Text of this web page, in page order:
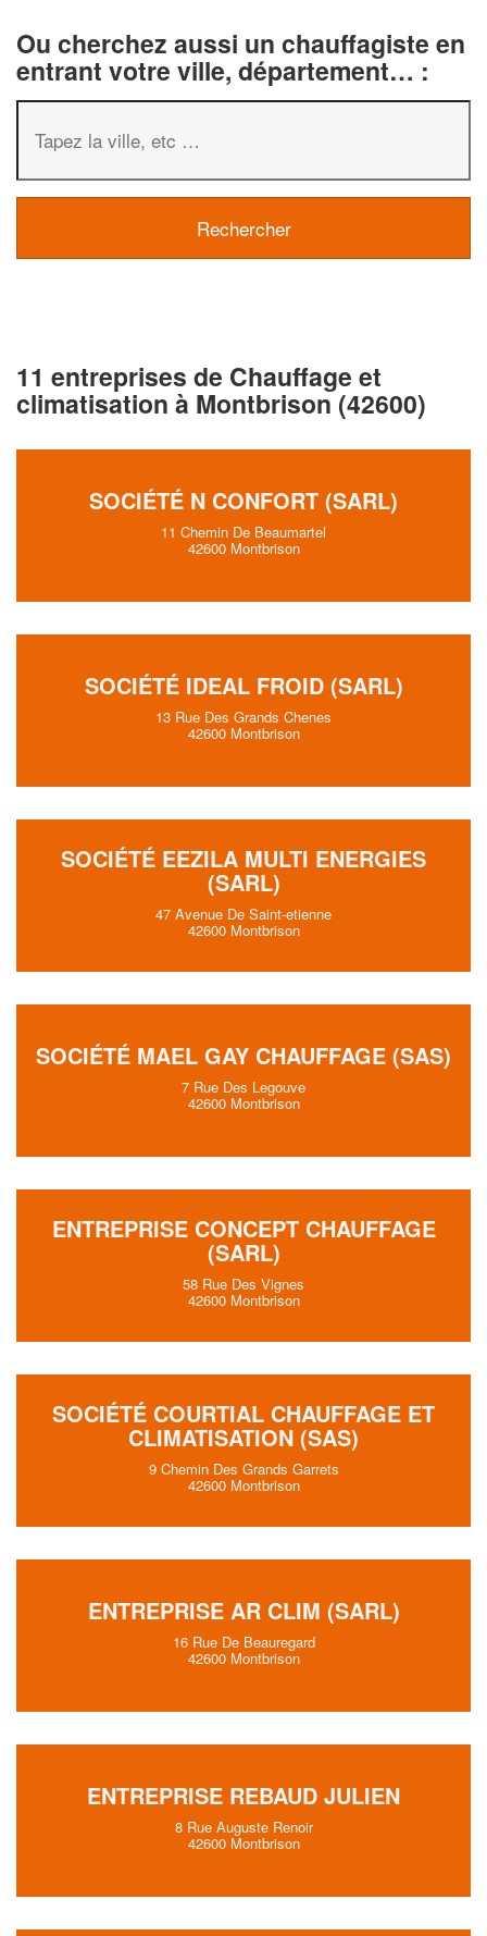
Ou cherchez aussi un chauffagiste en
entrant votre ville, département… :
11 entreprises de Chauffage et
climatisation à Montbrison (42600)
SOCIÉTÉ N CONFORT (SARL)
11 Chemin De Beaumartel
42600 Montbrison
SOCIÉTÉ IDEAL FROID (SARL)
13 Rue Des Grands Chenes
42600 Montbrison
SOCIÉTÉ EEZILA MULTI ENERGIES
(SARL)
47 Avenue De Saint-etienne
42600 Montbrison
SOCIÉTÉ MAEL GAY CHAUFFAGE (SAS)
7 Rue Des Legouve
42600 Montbrison
ENTREPRISE CONCEPT CHAUFFAGE
(SARL)
58 Rue Des Vignes
42600 Montbrison
SOCIÉTÉ COURTIAL CHAUFFAGE ET
CLIMATISATION (SAS)
9 Chemin Des Grands Garrets
42600 Montbrison
ENTREPRISE AR CLIM (SARL)
16 Rue De Beauregard
42600 Montbrison
ENTREPRISE REBAUD JULIEN
8 Rue Auguste Renoir
42600 Montbrison